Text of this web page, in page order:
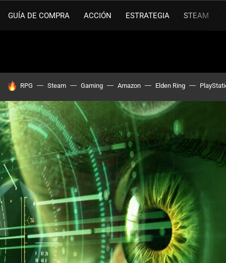
GUÍA DE COMPRA ACCIÓN ESTRATEGIA STEAM
HOY SE HABLA DE
RPG Steam Gaming Amazon Elden Ring